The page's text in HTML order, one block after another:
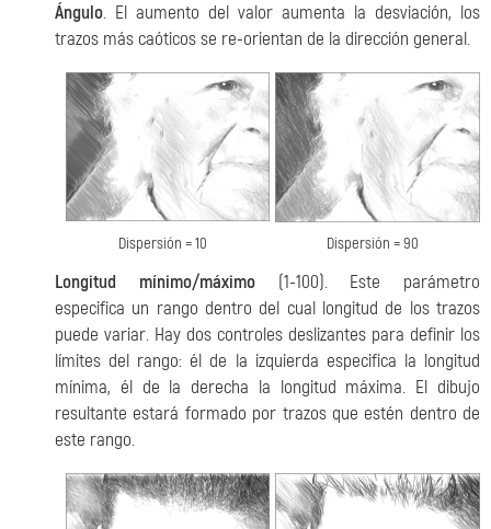
Ángulo. El aumento del valor aumenta la desviación, los
trazos más caóticos se re-orientan de la dirección general.
Dispersión = 10 Dispersión = 90
Longitud mínimo/máximo(1-100). Este parámetro
especifica un rango dentro del cual longitud de los trazos
puede variar. Hay dos controles deslizantes para definir los
límites del rango: él de la izquierda especifica la longitud
mínima, él de la derecha la longitud máxima. El dibujo
resultante estará formado por trazos que estén dentro de
este rango.